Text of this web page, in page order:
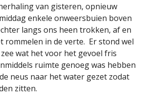
van gisteren, opnieuw
enkele onweersbuien boven
langs ons heen trokken, af en
rommelen in de verte. Er stond wel
wat het voor het gevoel fris
ruimte genoeg was hebben
neus naar het water gezet zodat
zitten.